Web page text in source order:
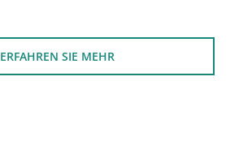
ERFAHREN SIE MEHR